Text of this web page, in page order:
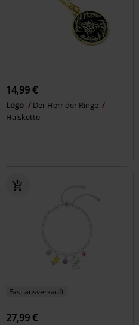
14,99 €
Logo
Der Herr der Ringe
Halskette
Fast ausverkauft
27,99 €